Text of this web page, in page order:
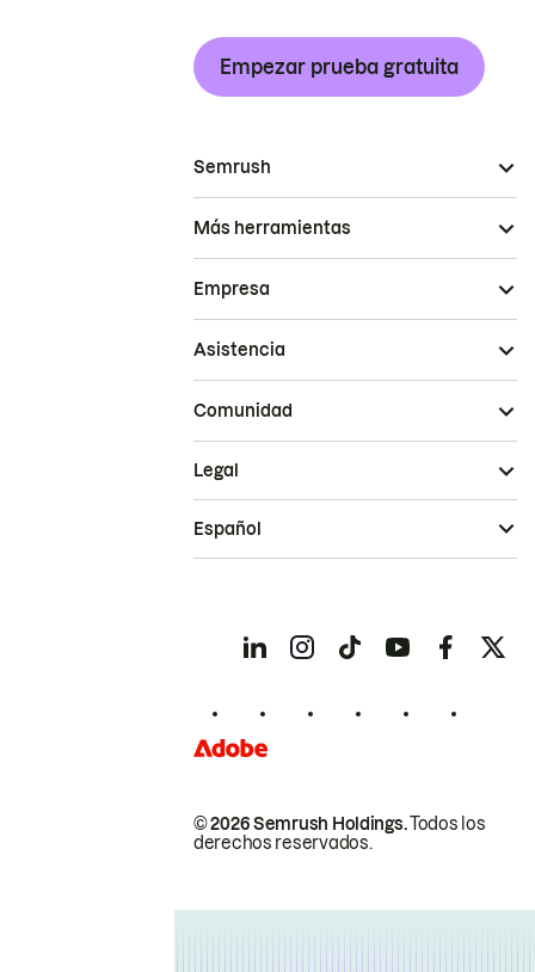
Empezar prueba gratuita
Semrush
Más herramientas
Empresa
Asistencia
Comunidad
© 2026 Semrush Holdings.Todos los
derechos reservados.
Legal
Español